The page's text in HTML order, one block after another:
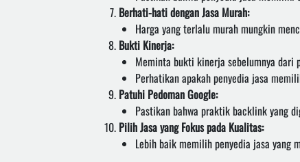
Berhati-hati dengan Jasa Murah:
Harga yang terlalu murah mungkin
Bukti Kinerja:
Meminta bukti kinerja sebelumnya dari
Perhatikan apakah penyedia jasa
Patuhi Pedoman Google:
Pastikan bahwa praktik backlink yang
Pilih Jasa yang Fokus pada Kualitas:
Lebih baik memilih penyedia jasa yang